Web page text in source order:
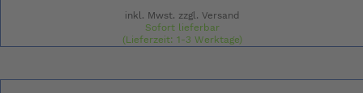
inkl. Mwst. zzgl. Versand
Sofort lieferbar
(Lieferzeit: 1-3 Werktage)